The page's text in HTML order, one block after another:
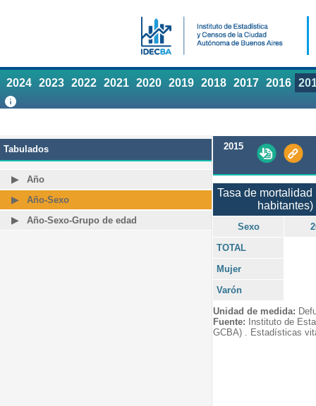
2024 2023 2022 2021 2020 2019 2018 2017 2016
Tabulados
Año
Año-Sexo
Año-Sexo-Grupo de edad
2015
Tasa de mortalidad
habitantes)
Sexo
TOTAL
Mujer
Varón
Unidad de medida:
Fuente: Instituto de
GCBA) . Estadísticas